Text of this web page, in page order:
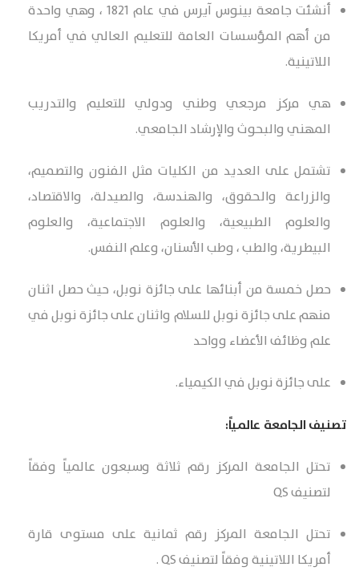
أنشئت جامعة بينوس آيرس في عام 1821 ، وهي واحدة
من أهم المؤسسات العامة للتعليم العالي في أمريكا
اللاتينية.
هي مركز مرجعي وطني ودولي للتعليم والتدريب
المهني والبحوث والإرشاد الجامعي.
تشتمل على العديد من الكليات مثل الفنون والتصميم،
والزراعة والحقوق، والهندسة، والصيدلة، والاقتصاد،
والعلوم الطبيعية، والعلوم الاجتماعية، والعلوم
البيطرية، والطب ، وطب الأسنان، وعلم النفس.
حصل خمسة من أبنائها على جائزة نوبل، حيث حصل اثنان
منهم على جائزة نوبل للسلام واثنان على جائزة نوبل في
علم وظائف الأعضاء وواحد
على جائزة نوبل في الكيمياء.
تصنيف الجامعة عالمياً:
تحتل الجامعة المركز رقم ثلاثة وسبعون عالمياً وفقاً
لتصنيف QS
تحتل الجامعة المركز رقم ثمانية على مستوى قارة
أمريكا اللاتينية وفقاً لتصنيف QS .